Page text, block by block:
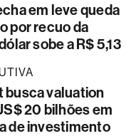
em leve queda
por recuo da
sobe a R$ 5,13
busca valuation
20 bilhões em
de investimento